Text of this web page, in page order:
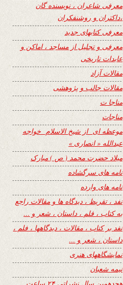
معرفی شاعران ، نویسنده گان
،داکتران و روشنفکران
معرفی کتابهای جدید
معرفی و تجلیل از مساجد ، اماکن و
عابدات تاریخی
مقالات آزاد
مقالات جالب و پژوهشی
مناجا ت
مناجات
موعظه ای از شیخ الاسلام خواجه
عبدالله « انصاری »
میلاد حضرت محمد ( ص ) مبارک
نامه های سرگشاده
نامه های وارده
نفد ، تقریظ ، دیدگاه ها و مقالات راجع
به کتاب ، فلم ، داستان ، شعر و …
نفد بر کتاب ، مقالات ، دیدگاهها ، فلم ،
داستان ، شعر و …
نمایشگاههای هنری
نیمه شعبان